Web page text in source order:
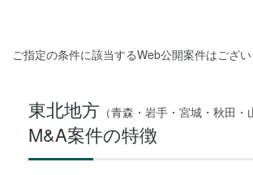
ご指定の条件に該当するWeb公開案件はござい
東北地方 （青森・岩手・宮城・秋田・
M&A案件の特徴